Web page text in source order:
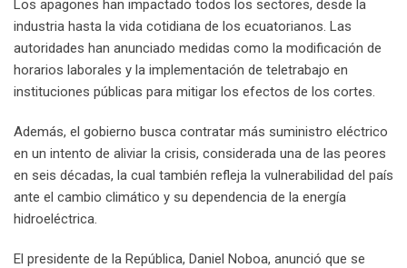
Los apagones han impactado todos los sectores, desde la
industria hasta la vida cotidiana de los ecuatorianos. Las
autoridades han anunciado medidas como la modificación de
horarios laborales y la implementación de teletrabajo en
instituciones públicas para mitigar los efectos de los cortes.
Además, el gobierno busca contratar más suministro eléctrico
en un intento de aliviar la crisis, considerada una de las peores
en seis décadas, la cual también refleja la vulnerabilidad del país
ante el cambio climático y su dependencia de la energía
hidroeléctrica.
El presidente de la República, Daniel Noboa, anunció que se